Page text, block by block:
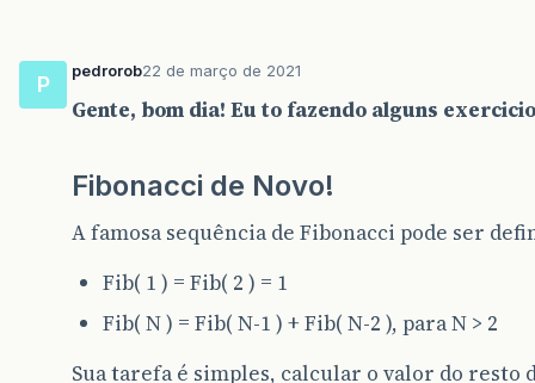
P
pedrorob22 de março de 2021
Gente, bom dia! Eu to fazendo alguns
Fibonacci de Novo!
A famosa sequência de Fibonacci pode ser
Fib( 1 ) = Fib( 2 ) = 1
Fib( N ) = Fib( N-1 ) + Fib( N-2 ), para N > 2
Sua tarefa é simples, calcular o valor do resto